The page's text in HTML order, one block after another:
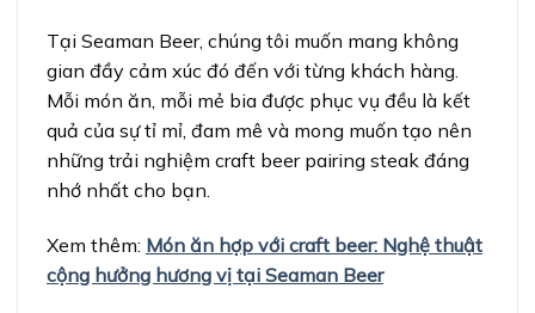
Tại Seaman Beer, chúng tôi muốn mang không
gian đầy cảm xúc đó đến với từng khách hàng.
Mỗi món ăn, mỗi mẻ bia được phục vụ đều là kết
quả của sự tỉ mỉ, đam mê và mong muốn tạo nên
những trải nghiệm craft beer pairing steak đáng
nhớ nhất cho bạn.
Xem thêm: Món ăn hợp với craft beer: Nghệ thuật
cộng hưởng hương vị tại Seaman Beer